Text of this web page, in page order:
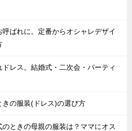
ばれに。定番からオシャレデザイ
レス。結婚式・二次会・パーティ
の服装(ドレス)の選び方
ときの母親の服装は？ママにオス